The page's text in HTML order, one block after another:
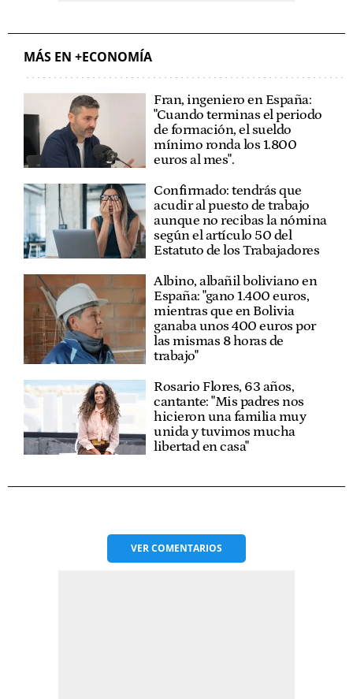
MÁS EN +ECONOMÍA
Fran, ingeniero en España:
"Cuando terminas el periodo
de formación, el sueldo
mínimo ronda los 1.800
euros al mes".
Confirmado: tendrás que
acudir al puesto de trabajo
aunque no recibas la nómina
según el artículo 50 del
Estatuto de los Trabajadores
Albino, albañil boliviano en
España: "gano 1.400 euros,
mientras que en Bolivia
ganaba unos 400 euros por
las mismas 8 horas de
trabajo"
Rosario Flores, 63 años,
cantante: "Mis padres nos
hicieron una familia muy
unida y tuvimos mucha
libertad en casa"
VERCOMENTARIOS